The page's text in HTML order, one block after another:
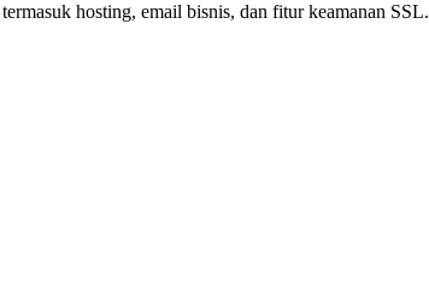
hosting, email bisnis, dan fitur keamanan SSL.